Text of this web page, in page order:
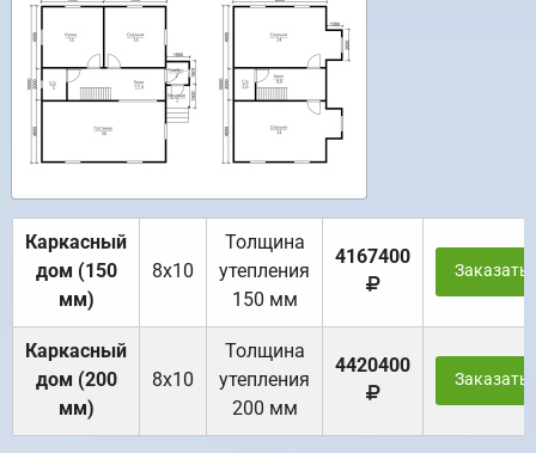
Каркасный
дом (150
мм)
8х10
Толщина
утепления
150 мм
4167400
Заказать
Каркасный
дом (200
мм)
8х10
Толщина
утепления
200 мм
4420400
Заказать